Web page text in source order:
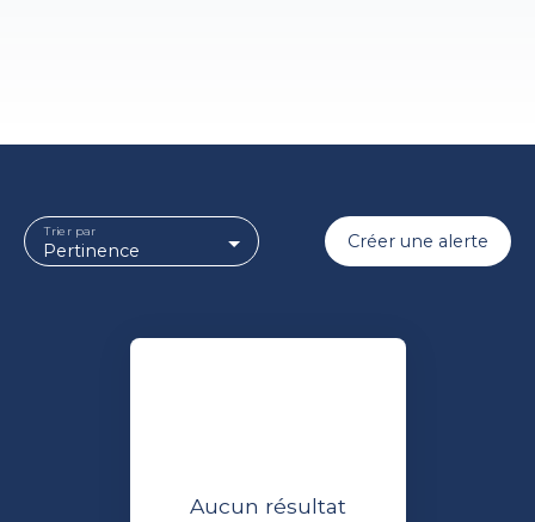
Pertinence
Trier par Créer une alerte
Aucun résultat